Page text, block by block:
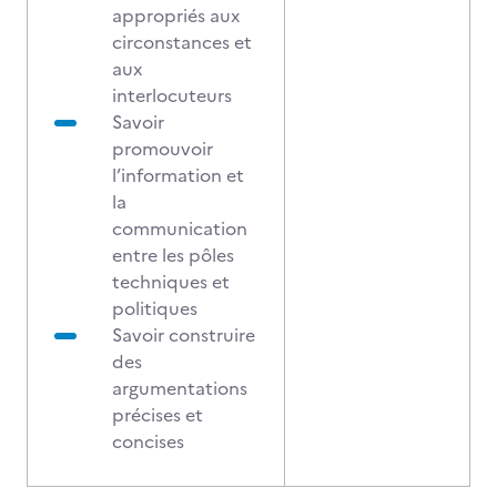
appropriés aux
circonstances et
aux
interlocuteurs
Savoir
promouvoir
l’information et
la
communication
entre les pôles
techniques et
politiques
Savoir construire
des
argumentations
précises et
concises